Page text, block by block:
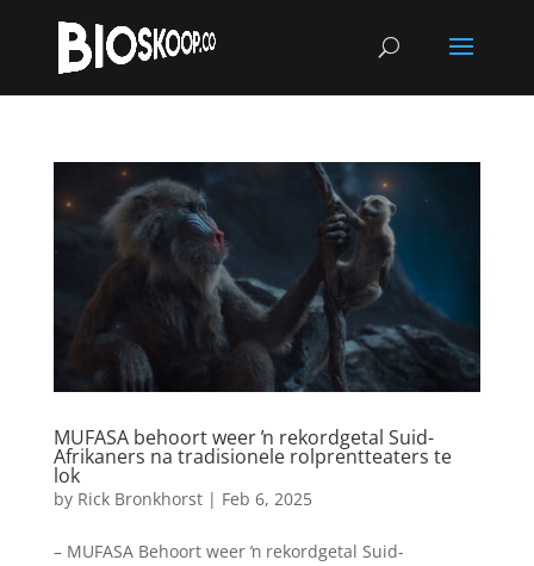
MUFASA behoort weer ŉ rekordgetal Suid-
Afrikaners na tradisionele rolprentteaters te
lok
by Rick Bronkhorst| Feb 6, 2025
– MUFASA Behoort weer ŉ rekordgetal Suid-